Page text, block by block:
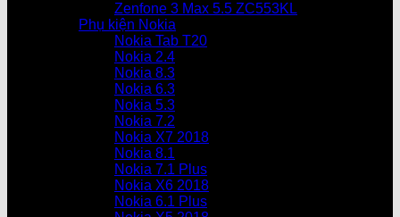
Zenfone 3 Max 5.5 ZC553KL
Phụ kiện Nokia
Nokia Tab T20
Nokia 2.4
Nokia 8.3
Nokia 6.3
Nokia 5.3
Nokia 7.2
Nokia X7 2018
Nokia 8.1
Nokia 7.1 Plus
Nokia X6 2018
Nokia 6.1 Plus